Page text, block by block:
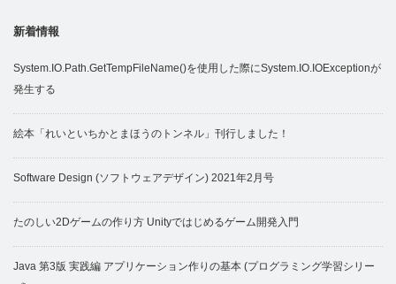
新着情報
System.IO.Path.GetTempFileName()を使用した際にSystem.IO.IOExceptionが
発生する
絵本「れいといちかとまほうのトンネル」刊行しました！
Software Design (ソフトウェアデザイン) 2021年2月号
たのしい2Dゲームの作り方 Unityではじめるゲーム開発入門
Java 第3版 実践編 アプリケーション作りの基本 (プログラミング学習シリー